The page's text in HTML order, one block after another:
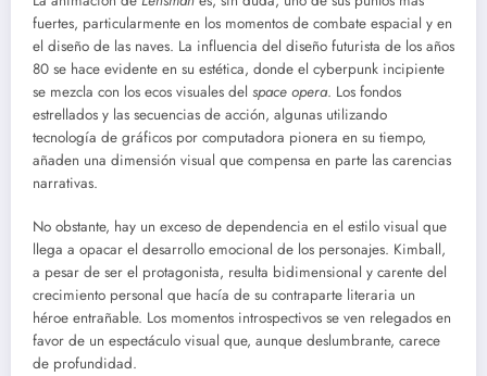
fuertes, particularmente en los momentos de combate espacial y en
el diseño de las naves. La influencia del diseño futurista de los años
80 se hace evidente en su estética, donde el cyberpunk incipiente
se mezcla con los ecos visuales del space opera. Los fondos
estrellados y las secuencias de acción, algunas utilizando
tecnología de gráficos por computadora pionera en su tiempo,
añaden una dimensión visual que compensa en parte las carencias
narrativas.
No obstante, hay un exceso de dependencia en el estilo visual que
llega a opacar el desarrollo emocional de los personajes. Kimball,
a pesar de ser el protagonista, resulta bidimensional y carente del
crecimiento personal que hacía de su contraparte literaria un
héroe entrañable. Los momentos introspectivos se ven relegados en
favor de un espectáculo visual que, aunque deslumbrante, carece
de profundidad.